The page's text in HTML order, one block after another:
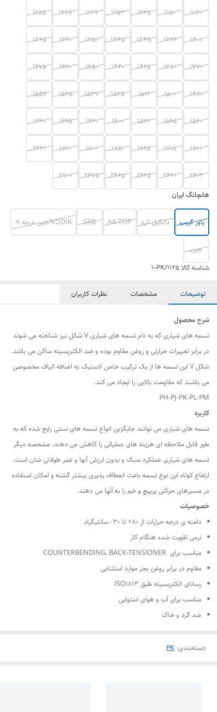
1120
1150
1235
1253
1267
1278
1285
1300
1326
1335
1345
1350
1360
1365
1370
1380
1425
1440
1450
1460
1475
1480
1500
1512
1525
1537
1545
1557
1560
1565
1572
1600
1620
1625
1630
1700
1715
1725
1750
1800
1810
2220
2414
2420
2425
2465
2475
2700
هانچانگ ایران
پاور گریپ دانگیل کره AA-TOP
SRB KODIR/چین درجه A
چین
شناسه کالا 10PK/1125
توضیحات مشخصات نظرات کاربران
شرح محصول
تسمه های شیاری که به نام تسمه های شیاری V شکل نیز شناخته می شوند
در برابر تغییرات حرارتی و روغن مقاوم بوده و ضد الکتریسیته ساکن می باشد.
شکل V این تسمه ها از یک ترکیب خاص لاستیک به اضافه الیاف مخصوصی
می باشند که مقاومت بالایی را ایجاد می کند.
PH-PJ-PK-PL-PM
کاربرد
تسمه های شیاری می توانند جایگزین انواع تسمه های سنتی رایج شده که به
طور قابل ملاحظه ای هزینه های عملیاتی را کاهش می دهند. مشخصه دیگر
تسمه های شیاری عملکرد سبک و بدون لرزش آنها و عمر طولانی شان است.
ارتفاع کوتاه این نوع تسمه باعث انعطاف پذیری بیشتر گشته و امکان استفاده
در مسیرهای حرکتی پرپیچ و خم را به آنها می دهند.
خصوصیات
دامنه ی درجه حرارات از ۸۰+ تا ۳۰- سانتیگراد
نرمی تقویت شده هنگام کار
مناسب برای COUNTERBENDING, BACK-TENSIONER
مقاوم در برابر روغن بجز موارد استثنایی
رسانای الکتریسیته طبق ISO۱۸۱۳
مناسب برای آب و هوای استوایی
ضد گرد و خاک
دسته‌بندی:
PK